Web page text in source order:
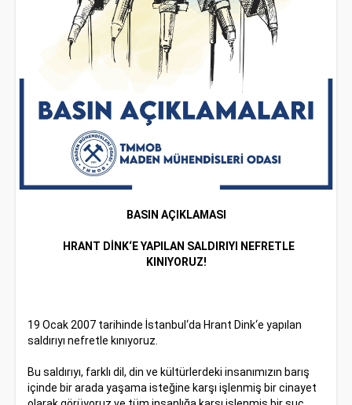
BASIN AÇIKLAMASI
HRANT DİNK‘E YAPILAN SALDIRIYI NEFRETLE
KINIYORUZ!
19 Ocak 2007 tarihinde İstanbul‘da Hrant Dink‘e yapılan
saldırıyı nefretle kınıyoruz.
Bu saldırıyı, farklı dil, din ve kültürlerdeki insanımızın barış
içinde bir arada yaşama isteğine karşı işlenmiş bir cinayet